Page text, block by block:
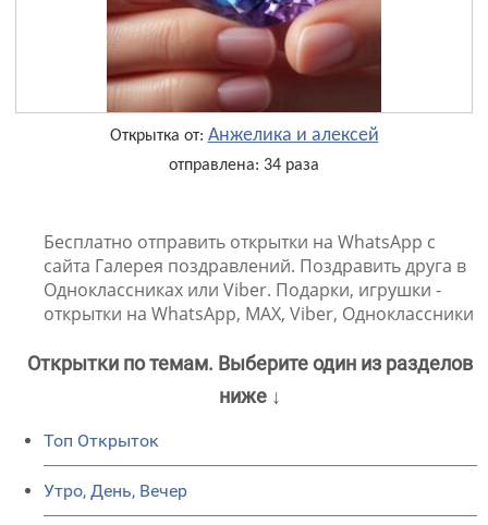
Открытка от: Анжелика и алексей
отправлена: 34 раза
Бесплатно отправить открытки на WhatsApp с
сайта Галерея поздравлений. Поздравить друга в
Одноклассниках или Viber. Подарки, игрушки -
открытки на WhatsApp, MAX, Viber, Одноклассники
Открытки по темам. Выберите один из разделов
ниже ↓
Топ Открыток
Утро, День, Вечер